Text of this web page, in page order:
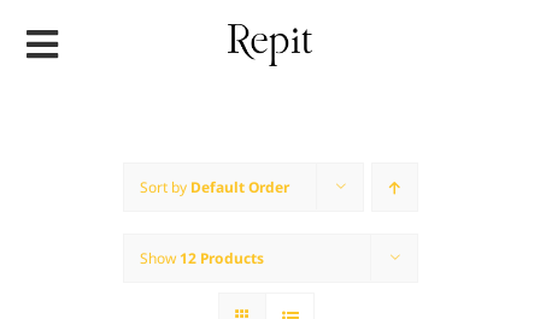
Sort by Default Order
Show 12 Products